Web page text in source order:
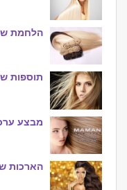
הלחמת
תוספות
מבצע
הארכות